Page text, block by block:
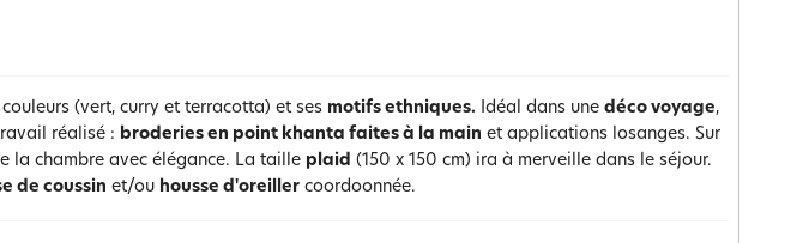
(vert, curry et terracotta) et ses motifs ethniques. Idéal dans une déco voyage,
réalisé : broderies en point khanta faites à la main et applications losanges. Sur
la chambre avec élégance. La taille plaid (150 x 150 cm) ira à merveille dans le séjour.
de coussin et/ou housse d'oreiller coordoonnée.